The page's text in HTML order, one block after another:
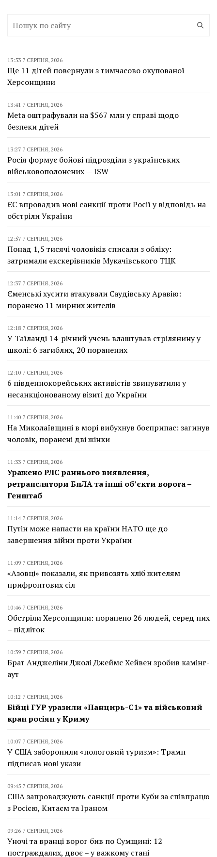
13:53 7 СЕРПНЯ, 2026
Ще 11 дітей повернули з тимчасово окупованої
Херсонщини
13:41 7 СЕРПНЯ, 2026
Meta оштрафували на $567 млн у справі щодо
безпеки дітей
13:27 7 СЕРПНЯ, 2026
Росія формує бойові підрозділи з українських
військовополонених — ISW
13:01 7 СЕРПНЯ, 2026
ЄС впровадив нові санкції проти Росії у відповідь на
обстріли України
12:57 7 СЕРПНЯ, 2026
Понад 1,5 тисячі чоловіків списали з обліку:
затримали екскерівників Мукачівського ТЦК
12:37 7 СЕРПНЯ, 2026
Єменські хусити атакували Саудівську Аравію:
поранено 11 мирних жителів
12:18 7 СЕРПНЯ, 2026
У Таїланді 14-річний учень влаштував стрілянину у
школі: 6 загиблих, 20 поранених
12:10 7 СЕРПНЯ, 2026
6 південнокорейських активістів звинуватили у
несанкціонованому візиті до України
11:40 7 СЕРПНЯ, 2026
На Миколаївщині в морі вибухнув боєприпас: загинув
чоловік, поранені дві жінки
11:33 7 СЕРПНЯ, 2026
Уражено РЛС раннього виявлення,
ретранслятори БпЛА та інші об’єкти ворога –
Генштаб
11:14 7 СЕРПНЯ, 2026
Путін може напасти на країни НАТО ще до
завершення війни проти України
11:09 7 СЕРПНЯ, 2026
«Азовці» показали, як привозять хліб жителям
прифронтових сіл
10:46 7 СЕРПНЯ, 2026
Обстріли Херсонщини: поранено 26 людей, серед них
– підліток
10:39 7 СЕРПНЯ, 2026
Брат Анджеліни Джолі Джеймс Хейвен зробив камінг-
аут
10:12 7 СЕРПНЯ, 2026
Бійці ГУР уразили «Панцирь-С1» та військовий
кран росіян у Криму
10:07 7 СЕРПНЯ, 2026
У США заборонили «пологовий туризм»: Трамп
підписав нові укази
09:45 7 СЕРПНЯ, 2026
США запроваджують санкції проти Куби за співпрацю
з Росією, Китаєм та Іраном
09:26 7 СЕРПНЯ, 2026
Уночі та вранці ворог бив по Сумщині: 12
постраждалих, двоє – у важкому стані